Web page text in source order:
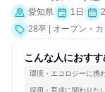
愛知県 1日
28卒 | オープン・
こんな人におすす
環境・エコロジーに携
採用・育成に関わりた